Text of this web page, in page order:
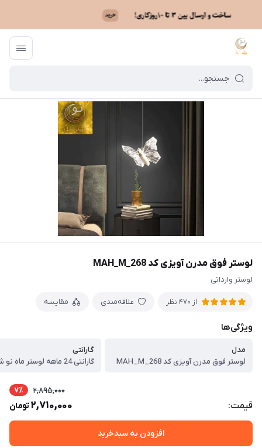
ماه نو / فهرست محصولات
لوستر فوق مدرن آویزی کد MAH_M_268
لوستر وارداتی
از 470 نظر علاقه‌مندی مقایسه
ویژگی‌ها
مدل
لوستر فوق مدرن آویزی کد MAH_M_268
گارانتی
گارانتی 24 ماهه لوستر ماه نو شیراز
قیمت:
2,895,000 7٪
2,710,000تومان
افزودن به سبدخرید